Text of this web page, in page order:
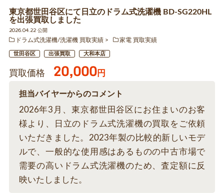
東京都世田谷区にて日立のドラム式洗濯機 BD-SG220HL
を出張買取しました
2026.04.22 公開
ドラム式洗濯機/洗濯機 買取実績
家電 買取実績
世田谷区 出張買取 大和本店
買取価格 20,000円
担当バイヤーからのコメント
2026年3月、東京都世田谷区にお住まいのお客
様より、日立のドラム式洗濯機の買取をご依頼
いただきました。2023年製の比較的新しいモデ
ルで、一般的な使用感はあるものの中古市場で
需要の高いドラム式洗濯機のため、査定額に反
映いたしました。